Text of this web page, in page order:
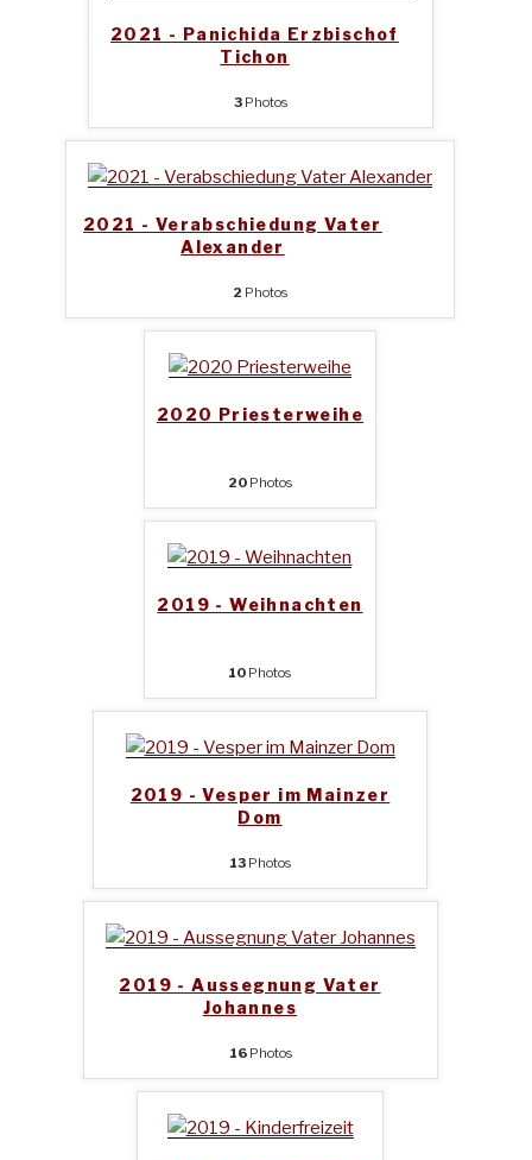
2021 - Panichida Erzbischof
Tichon
3Photos
2021 - Verabschiedung Vater
Alexander
2 Photos
2020 Priesterweihe
20Photos
2019 - Weihnachten
10 Photos
2019 - Vesper im Mainzer
Dom
13 Photos
2019 - Aussegnung Vater
Johannes
16Photos